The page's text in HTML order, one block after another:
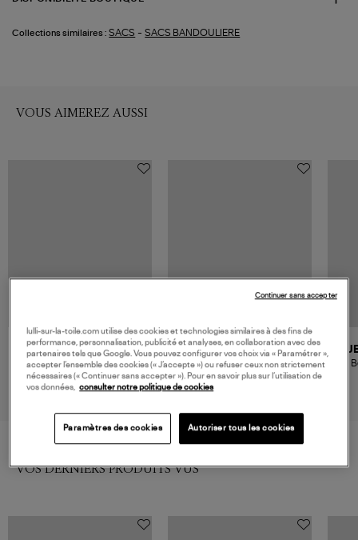
Collections similaires : SACS -SACS BANDOULIERE
VOUS AIMEREZ AUSSI
800,00 €
JEROME DREYFUSS
Sac Lulu M Cuir Suédé
Imprimé Léopard Kaki
800,00 €
JEROME DREYFUSS
Sac Lulu M Imprimé Léopard
Kaki
Sac
VOS DERNIERS PRODUITS VUS
lulli-sur-la-toile.com utilise des cookies et technologies similaires à des fins de
performance, personnalisation, publicité et analyses, en collaboration avec des
partenaires tels que Google. Vous pouvez configurer vos choix via « Paramétrer »,
accepter l’ensemble des cookies (« J’accepte ») ou refuser ceux non strictement
nécessaires (« Continuer sans accepter »). Pour en savoir plus sur l’utilisation de
vos données, consulter notre politique de cookies
Paramètres des cookies Autoriser tous les cookies
Continuer sans accepter